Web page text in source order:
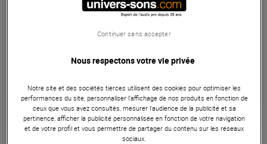
Livraison Gratuite
126 / mois
Coût de financement :
0 €
TAEG fixe : 0%
Garantie 3 ans
Nous respectons votre vie privée
Notre site et des sociétés tierces utilisent des cookies pour optimiser les
performances du site, personnaliser l’affichage de nos produits en fonction de
ceux que vous avez consultés, mesurer l'audience de la publicité et sa
pertinence, afficher la publicité personnalisée en fonction de votre navigation
et de votre profil et vous permettre de partager du contenu sur les réseaux
sociaux.
Continuer sans accepter